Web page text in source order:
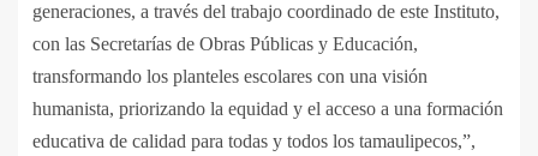
generaciones, a través del trabajo coordinado de este Instituto,
con las Secretarías de Obras Públicas y Educación,
transformando los planteles escolares con una visión
humanista, priorizando la equidad y el acceso a una formación
educativa de calidad para todas y todos los tamaulipecos,”,